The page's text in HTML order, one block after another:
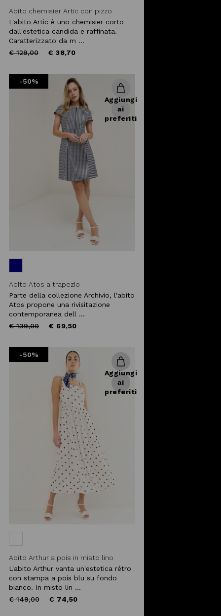
Abito chemisier Artic con pizzo
L'abito Artic è uno chemisier corto
dall'estetica candida e raffinata.
Caratterizzato da m ...
Price
€ 129,00to € 38,70
-50%
Aggiungi
ai
preferiti
Abito Atos a trapezio
Parte della collezione Archivio, l'abito
Atos propone una rivisitazione
contemporanea dell ...
Price
€ 139,00to € 69,50
-50%
Aggiungi
ai
preferiti
Abito Arthur a pois in misto lino
L'abito Arthur vanta un'estetica rétro
con stampa a pois blu su fondo
bianco. In misto lin ...
Price
€ 149,00to € 74,50